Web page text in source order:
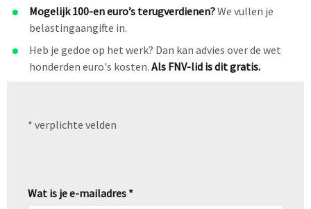
Mogelijk 100-en euro’s terugverdienen?We vullen je
belastingaangifte in.
Heb je gedoe op het werk? Dan kan advies over de wet
honderden euro's kosten. Als FNV-lid is dit gratis.
* verplichte velden
Wat is je e-mailadres *